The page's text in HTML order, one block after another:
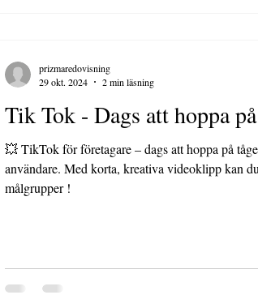
Tik Tok - Dags att hoppa
💥 TikTok för företagare – dags att hoppa på tåget?
användare. Med korta, kreativa videoklipp kan
målgrupper !
prizmaredovisning
29 okt. 2024
2 min läsning